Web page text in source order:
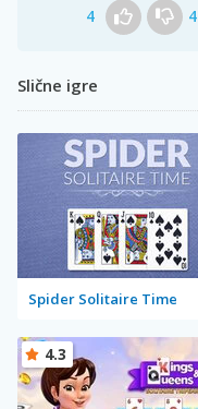
4 4
Slične igre
Spider Solitaire Time
4.3